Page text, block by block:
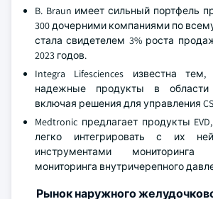
B. Braun имеет сильный портфель
300 дочерними компаниями по
стала свидетелем 3% роста
2023 годов.
Integra Lifesciences известна
надежные продукты в области
включая решения для управления
Medtronic предлагает продукты
легко интегрировать с их
инструментами
мониторинга внутричерепного
Рынок наружного